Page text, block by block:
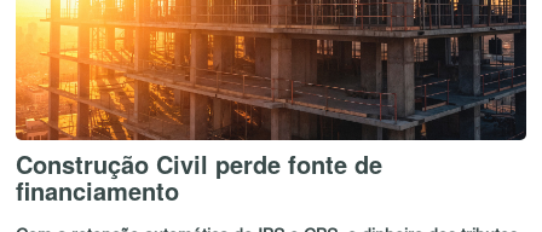
Construção Civil perde fonte de
financiamento